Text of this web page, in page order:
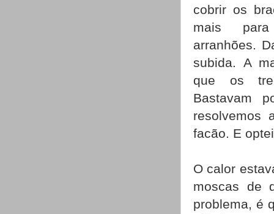
cobrir os
mais
arranhões.
subida. A
que os
Bastavam
resolvemos
facão. E
O calor
moscas de
problema, é